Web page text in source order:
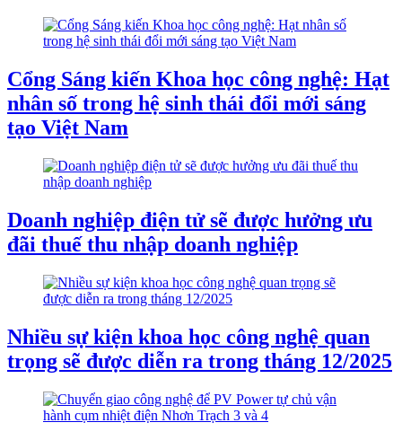
Cổng Sáng kiến Khoa học công nghệ: Hạt
nhân số trong hệ sinh thái đổi mới sáng
tạo Việt Nam
Doanh nghiệp điện tử sẽ được hưởng ưu
đãi thuế thu nhập doanh nghiệp
Nhiều sự kiện khoa học công nghệ quan
trọng sẽ được diễn ra trong tháng 12/2025